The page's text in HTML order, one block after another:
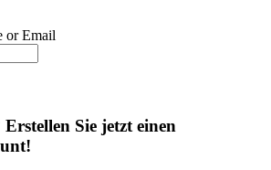
or Email
Sie jetzt einen